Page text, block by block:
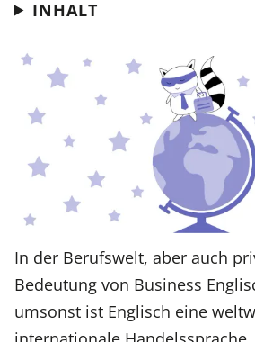
INHALT
In der Berufswelt, aber auch
Bedeutung von Business
umsonst ist Englisch eine